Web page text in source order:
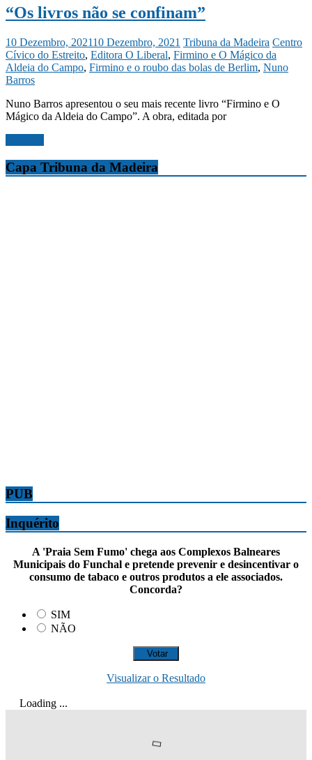
“Os livros não se confinam”
10 Dezembro, 202110 Dezembro, 2021 Tribuna da Madeira Centro
Cívico do Estreito, Editora O Liberal, Firmino e O Mágico da
Aldeia do Campo, Firmino e o roubo das bolas de Berlim, Nuno
Barros
Nuno Barros apresentou o seu mais recente livro “Firmino e O
Mágico da Aldeia do Campo”. A obra, editada por
Capa Tribuna da Madeira
PUB
Inquérito
A 'Praia Sem Fumo' chega aos Complexos Balneares
Municipais do Funchal e pretende prevenir e desincentivar o
consumo de tabaco e outros produtos a ele associados.
Concorda?
SIM
NÃO
Visualizar o Resultado
Loading ...